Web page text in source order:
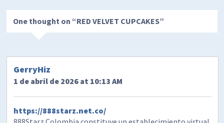
One thought on “RED VELVET CUPCAKES”
GerryHiz
1 de abril de 2026 at 10:13 AM
https://888starz.net.co/